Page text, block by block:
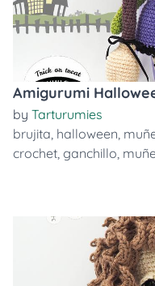
Amigurumi
by Tarturumies
brujita, halloween,
crochet, ganchillo,